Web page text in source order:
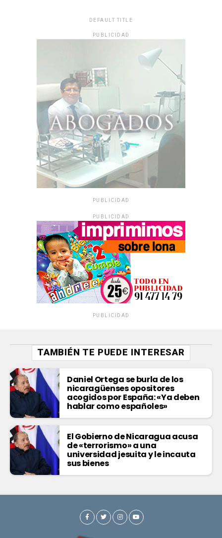
DEFAULT TITLE
PUBLICIDAD
PUBLICIDAD
PUBLICIDAD
PUBLICIDAD
TAMBIÉN TE PUEDE INTERESAR
Daniel Ortega se burla de los
nicaragüenses opositores
acogidos por España: «Ya deben
hablar como españoles»
El Gobierno de Nicaragua acusa
de «terrorismo» a una
universidad jesuita y le incauta
sus bienes